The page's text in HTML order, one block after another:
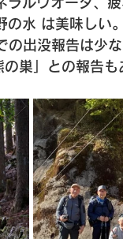
の水 は美味しい。
の出没報告は少
巣」との報告